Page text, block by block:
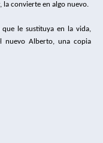
la convierte en algo nuevo.
le sustituya en la vida,
nuevo Alberto, una copia